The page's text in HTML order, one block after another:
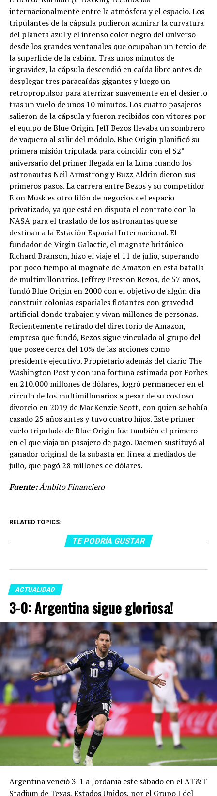
internacionalmente entre la atmósfera y el espacio. Los
tripulantes de la cápsula pudieron admirar la curvatura
del planeta azul y el intenso color negro del universo
desde los grandes ventanales que ocupaban un tercio de
la superficie de la cabina. Tras unos minutos de
ingravidez, la cápsula descendió en caída libre antes de
desplegar tres paracaídas gigantes y luego un
retropropulsor para aterrizar suavemente en el desierto
tras un vuelo de unos 10 minutos. Los cuatro pasajeros
salieron de la cápsula y fueron recibidos con vítores por
el equipo de Blue Origin. Jeff Bezos llevaba un sombrero
de vaquero al salir del módulo. Blue Origin planificó su
primera misión tripulada para coincidir con el 52°
aniversario del primer llegada en la Luna cuando los
astronautas Neil Armstrong y Buzz Aldrin dieron sus
primeros pasos. La carrera entre Bezos y su competidor
Elon Musk es otro filón de negocios del espacio
privatizado, ya que está en disputa el contrato con la
NASA para el traslado de los astronautas que se
destinan a la Estación Espacial Internacional. El
fundador de Virgin Galactic, el magnate británico
Richard Branson, hizo el viaje el 11 de julio, superando
por poco tiempo al magnate de Amazon en esta batalla
de multimillonarios. Jeffrey Preston Bezos, de 57 años,
fundó Blue Origin en 2000 con el objetivo de algún día
construir colonias espaciales flotantes con gravedad
artificial donde trabajen y vivan millones de personas.
Recientemente retirado del directorio de Amazon,
empresa que fundó, Bezos sigue vinculado al grupo del
que posee cerca del 10% de las acciones como
presidente ejecutivo. Propietario además del diario The
Washington Post y con una fortuna estimada por Forbes
en 210.000 millones de dólares, logró permanecer en el
círculo de los multimillonarios a pesar de su costoso
divorcio en 2019 de MacKenzie Scott, con quien se había
casado 25 años antes y tuvo cuatro hijos. Este primer
vuelo tripulado de Blue Origin fue también el primero
en el que viaja un pasajero de pago. Daemen sustituyó al
ganador original de la subasta en línea a mediados de
julio, que pagó 28 millones de dólares.
Fuente:Ámbito Financiero
RELATED TOPICS:
TE PODRÍA GUSTAR
ACTUALIDAD
3-0: Argentina sigue gloriosa!
Argentina venció 3-1 a Jordania este sábado en el AT&T
Stadium de Texas, Estados Unidos, por el Grupo J del